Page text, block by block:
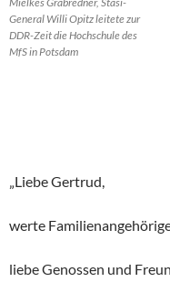
General Willi Opitz leitete zur
DDR-Zeit die Hochschule des
MfS in Potsdam
„Liebe Gertrud,
werte
liebe Genossen und